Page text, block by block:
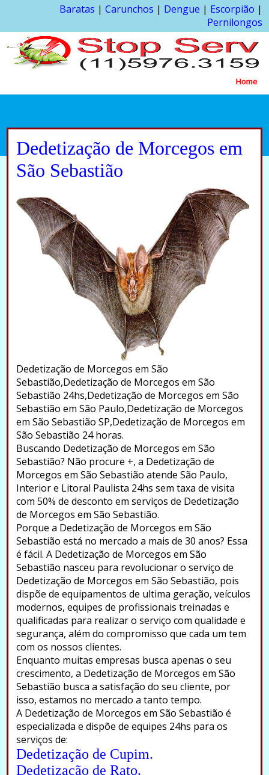
Baratas | Carunchos | Dengue | Escorpião |
Pernilongos
Home
Dedetização de Morcegos em
São Sebastião
Dedetização de Morcegos em São
Sebastião,Dedetização de Morcegos em São
Sebastião 24hs,Dedetização de Morcegos em São
Sebastião em São Paulo,Dedetização de Morcegos
em São Sebastião SP,Dedetização de Morcegos em
São Sebastião 24 horas.
Buscando Dedetização de Morcegos em São
Sebastião? Não procure +, a Dedetização de
Morcegos em São Sebastião atende São Paulo,
Interior e Litoral Paulista 24hs sem taxa de visita
com 50% de desconto em serviços de Dedetização
de Morcegos em São Sebastião.
Porque a Dedetização de Morcegos em São
Sebastião está no mercado a mais de 30 anos? Essa
é fácil. A Dedetização de Morcegos em São
Sebastião nasceu para revolucionar o serviço de
Dedetização de Morcegos em São Sebastião, pois
dispõe de equipamentos de ultima geração, veículos
modernos, equipes de profissionais treinadas e
qualificadas para realizar o serviço com qualidade e
segurança, além do compromisso que cada um tem
com os nossos clientes.
Enquanto muitas empresas busca apenas o seu
crescimento, a Dedetização de Morcegos em São
Sebastião busca a satisfação do seu cliente, por
isso, estamos no mercado a tanto tempo.
A Dedetização de Morcegos em São Sebastião é
especializada e dispõe de equipes 24hs para os
serviços de:
Dedetização de Cupim.
Dedetização de Rato.